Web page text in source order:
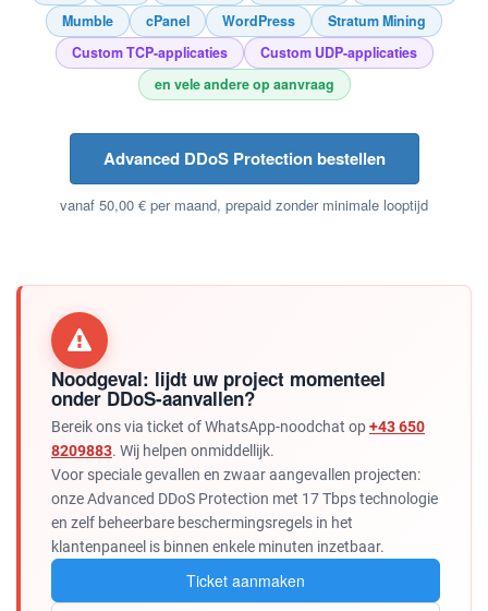
Mumble
cPanel WordPress
Stratum Mining
Custom TCP-applicaties
Custom UDP-applicaties
en vele andere op aanvraag
Advanced DDoS Protection bestellen
vanaf 50,00 € per maand, prepaid zonder minimale looptijd
Noodgeval: lijdt uw project momenteel
onder DDoS-aanvallen?
Bereik ons via ticket of WhatsApp-noodchat op+43 650
8209883. Wij helpen onmiddellijk.
Voor speciale gevallen en zwaar aangevallen projecten:
onze Advanced DDoS Protection met 17 Tbps technologie
en zelf beheerbare beschermingsregels in het
klantenpaneel is binnen enkele minuten inzetbaar.
Ticket aanmaken